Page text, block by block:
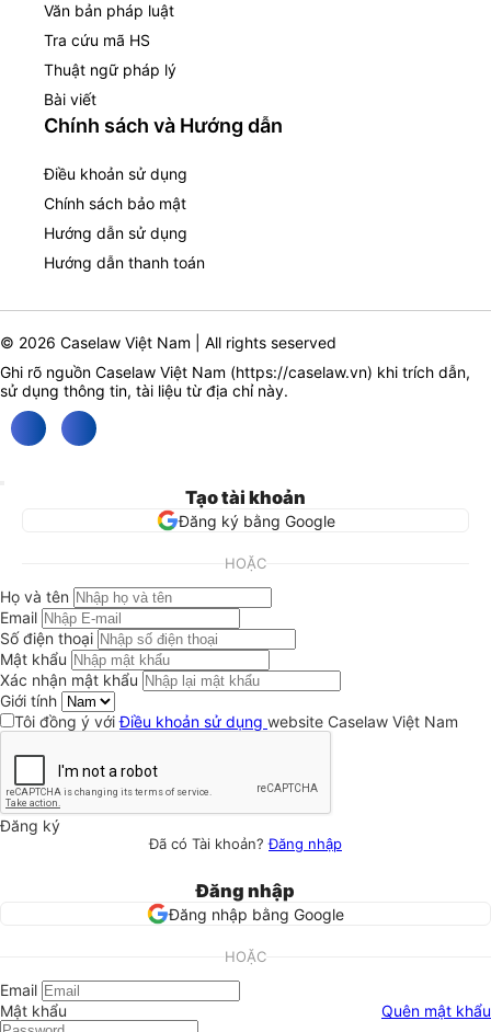
Văn bản pháp luật
Tra cứu mã HS
Thuật ngữ pháp lý
Bài viết
Chính sách và Hướng dẫn
Điều khoản sử dụng
Chính sách bảo mật
Hướng dẫn sử dụng
Hướng dẫn thanh toán
© 2026 Caselaw Việt Nam | All rights seserved
Ghi rõ nguồn Caselaw Việt Nam (https://caselaw.vn) khi trích dẫn,
sử dụng thông tin, tài liệu từ địa chỉ này.
Tạo tài khoản
Đăng ký bằng Google
HOẶC
Họ và tên
Email
Số điện thoại
Mật khẩu
Xác nhận mật khẩu
Giới tính
Tôi đồng ý vớiĐiều khoản sử dụng website Caselaw Việt Nam
Đăng ký
Đã có Tài khoản?Đăng nhập
Đăng nhập
Đăng nhập bằng Google
HOẶC
Email
Mật khẩu
Quên mật khẩu